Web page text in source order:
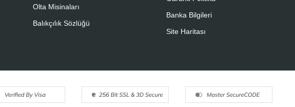
Olta Misinaları
Balıkçılık Sözlüğü
Banka Bilgileri
Site Haritası